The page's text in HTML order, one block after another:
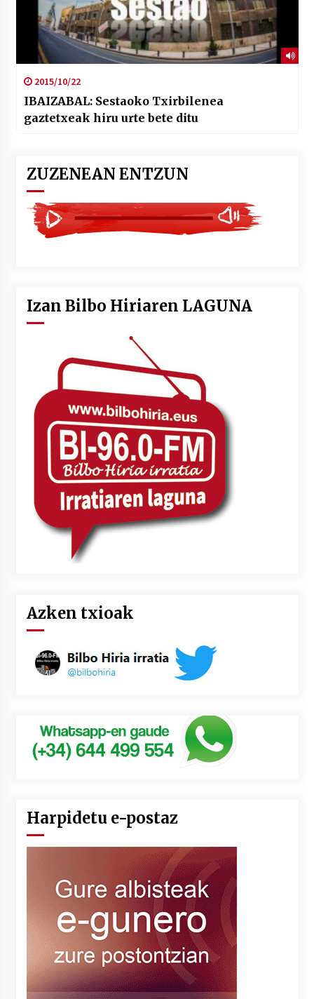
2015/10/22
IBAIZABAL: Sestaoko Txirbilenea
gaztetxeak hiru urte bete ditu
ZUZENEAN ENTZUN
Izan Bilbo Hiriaren LAGUNA
Azken txioak
Harpidetu e-postaz